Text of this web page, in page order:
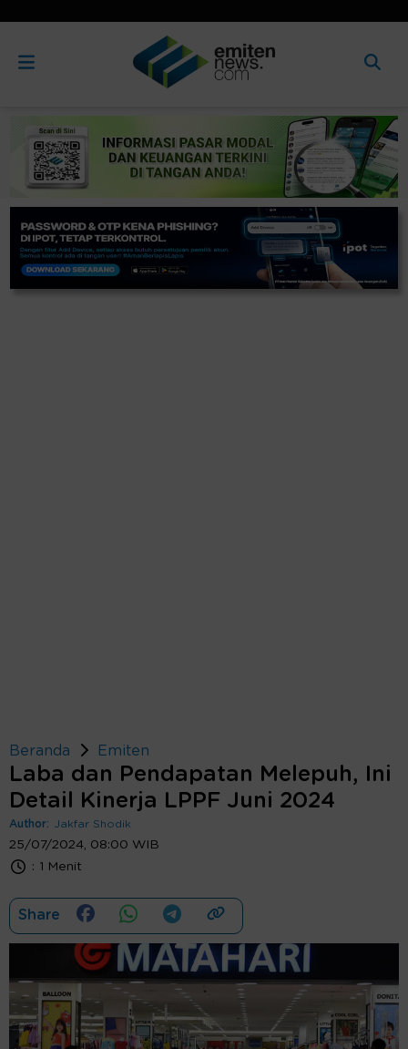
Beranda Emiten
Laba dan Pendapatan Melepuh, Ini
Detail Kinerja LPPF Juni 2024
Author: Jakfar Shodik
25/07/2024, 08:00 WIB
: 1 Menit
Share